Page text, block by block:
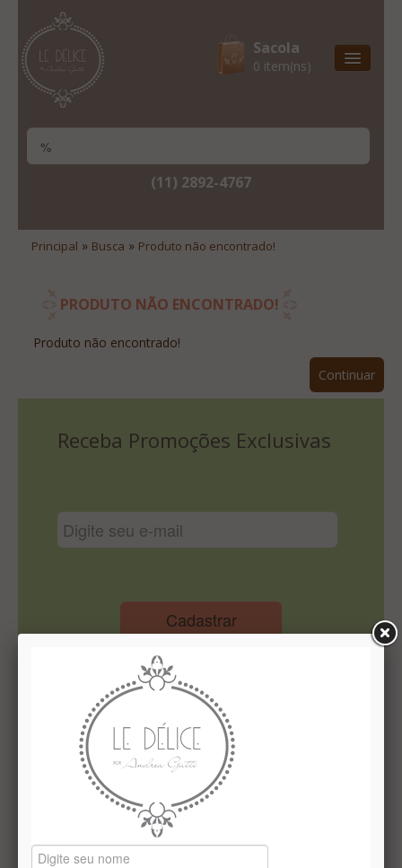
Sacola
0 item(ns)
Natal & 2017
Lista De Desejos
Minha Conta
Site Institucional
Lista De Desejos
(11) 2892-4767
Principal » Busca » Produto não encontrado!
PRODUTO NÃO ENCONTRADO!
Produto não encontrado!
Continuar
Receba Promoções Exclusivas
Cadastrar
Institucional
Quem Somos
Le Délice Atelier
Lista de comparação
Vale presentes